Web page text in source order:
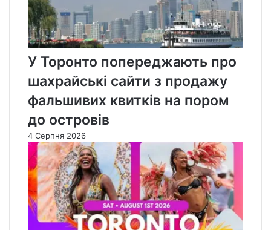
У Торонто попереджають про
шахрайські сайти з продажу
фальшивих квитків на пором
до островів
4 Серпня 2026